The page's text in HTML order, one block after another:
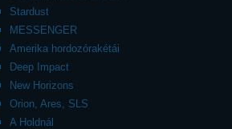
Stardust
MESSENGER
Amerika hordozórakétái
Deep Impact
New Horizons
Orion, Ares, SLS
A Holdnál